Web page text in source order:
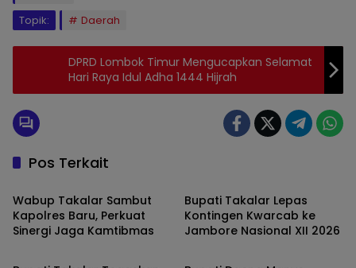
Topik:
Daerah
DPRD Lombok Timur Mengucapkan Selamat
Hari Raya Idul Adha 1444 Hijrah
Pos Terkait
TAKALAR
Wabup Takalar Sambut
Kapolres Baru, Perkuat
Sinergi Jaga Kamtibmas
Bupati Takalar Lepas
Kontingen Kwarcab ke
Jambore Nasional XII 2026
TAKALAR TAKALAR